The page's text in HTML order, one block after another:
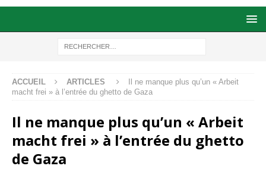
ACCUEIL ARTICLES
Il ne manque plus qu’un « Arbeit
macht frei » à l’entrée du ghetto de Gaza
Il ne manque plus qu’un « Arbeit
macht frei » à l’entrée du ghetto
de Gaza